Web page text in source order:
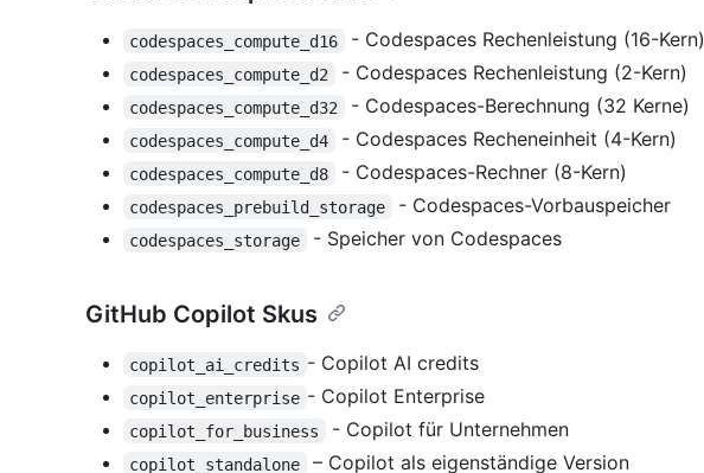
codespaces_compute_d16 - Codespaces Rechenleistung (16-Kern)
codespaces_compute_d2 - Codespaces Rechenleistung (2-Kern)
codespaces_compute_d32 - Codespaces-Berechnung (32 Kerne)
codespaces_compute_d4 - Codespaces Recheneinheit (4-Kern)
codespaces_compute_d8 - Codespaces-Rechner (8-Kern)
codespaces_prebuild_storage - Codespaces-Vorbauspeicher
codespaces_storage - Speicher von Codespaces
GitHub Copilot Skus
copilot_ai_credits - Copilot AI credits
copilot_enterprise - Copilot Enterprise
copilot_for_business - Copilot für Unternehmen
copilot_standalone – Copilot als eigenständige Version